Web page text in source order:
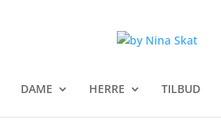
DAME HERRE TILBUD